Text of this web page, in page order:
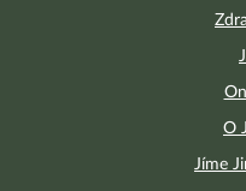
O
Jíme